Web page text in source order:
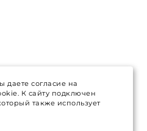
даете согласие на
К сайту подключен
также использует